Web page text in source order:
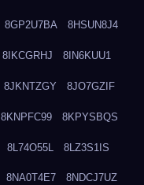
8GP2U7BA 8HSUN8J4
8IKCGRHJ 8IN6KUU1
8JKNTZGY 8JO7GZIF
8KNPFC99 8KPYSBQS
8L74O55L 8LZ3S1IS
8NA0T4E7 8NDCJ7UZ